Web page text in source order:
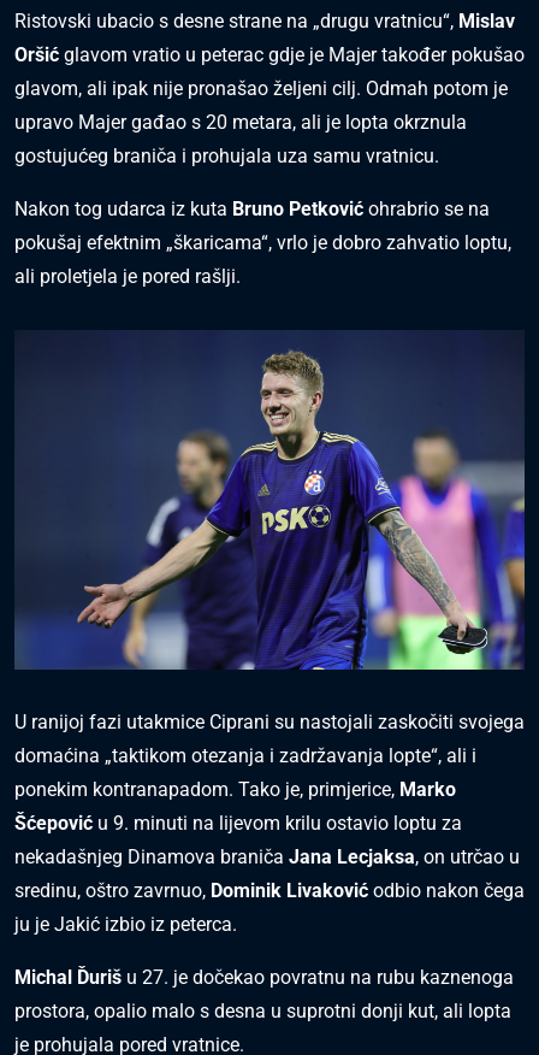
Ristovski ubacio s desne strane na „drugu vratnicu“, Mislav
Oršić glavom vratio u peterac gdje je Majer također pokušao
glavom, ali ipak nije pronašao željeni cilj. Odmah potom je
upravo Majer gađao s 20 metara, ali je lopta okrznula
gostujućeg braniča i prohujala uza samu vratnicu.
Nakon tog udarca iz kuta Bruno Petković ohrabrio se na
pokušaj efektnim „škaricama“, vrlo je dobro zahvatio loptu,
ali proletjela je pored rašlji.
U ranijoj fazi utakmice Ciprani su nastojali zaskočiti svojega
domaćina „taktikom otezanja i zadržavanja lopte“, ali i
ponekim kontranapadom. Tako je, primjerice, Marko
Šćepović u 9. minuti na lijevom krilu ostavio loptu za
nekadašnjeg Dinamova braniča Jana Lecjaksa, on utrčao u
sredinu, oštro zavrnuo, Dominik Livaković odbio nakon čega
ju je Jakić izbio iz peterca.
Michal Ďuriš u 27. je dočekao povratnu na rubu kaznenoga
prostora, opalio malo s desna u suprotni donji kut, ali lopta
je prohujala pored vratnice.